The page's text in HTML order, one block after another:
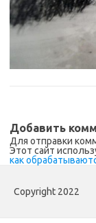
Добавить
Для отправки
Этот сайт
как
Copyright 2022